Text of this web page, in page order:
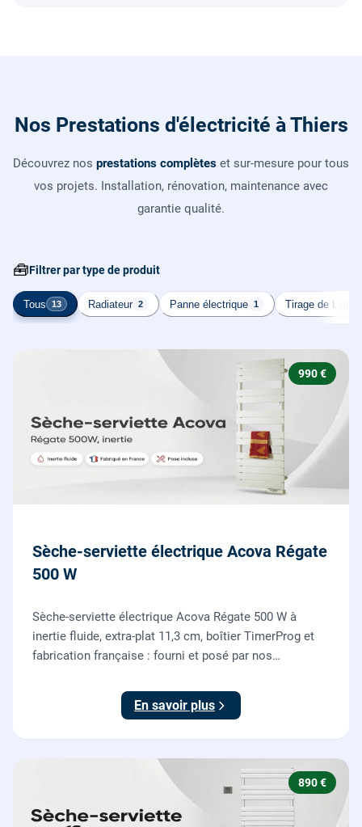
Nos Prestations d'électricité à Thiers
Découvrez nos prestations complètes et sur-mesure pour tous
vos projets. Installation, rénovation, maintenance avec
garantie qualité.
🧰Filtrer par type de produit
Tous 13 Radiateur 2 Panne électrique 1 Tirage de Ligne
990 €
Sèche-serviette électrique Acova Régate
500 W
Sèche-serviette électrique Acova Régate 500 W à
inertie fluide, extra-plat 11,3 cm, boîtier TimerProg et
fabrication française : fourni et posé par nos
En savoir plus
890 €